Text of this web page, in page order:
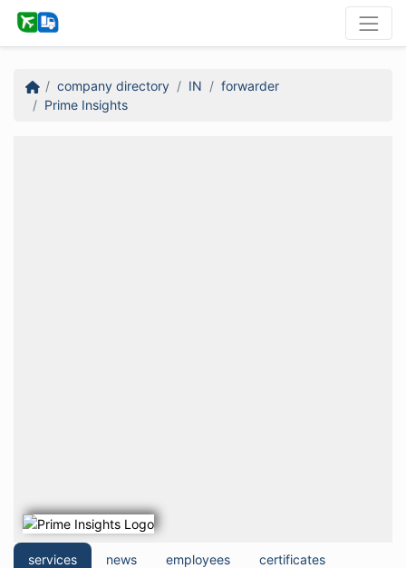
company directory IN
forwarder
Prime Insights
services news employees certificates